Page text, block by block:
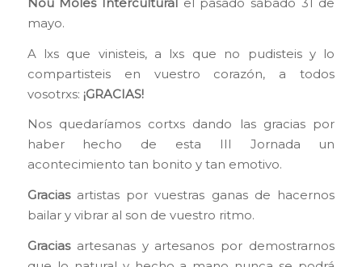
Nou Moles Interculturalel pasado sábado 31 de
mayo.
A lxs que vinisteis, a lxs que no pudisteis y lo
compartisteis en vuestro corazón, a todos
vosotrxs: ¡GRACIAS!
Nos quedaríamos cortxs dando las gracias por
haber hecho de esta III Jornada un
acontecimiento tan bonito y tan emotivo.
Graciasartistas por vuestras ganas de hacernos
bailar y vibrar al son de vuestro ritmo.
Graciasartesanas y artesanos por demostrarnos